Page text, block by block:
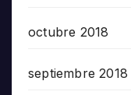
octubre 2018
septiembre 2018